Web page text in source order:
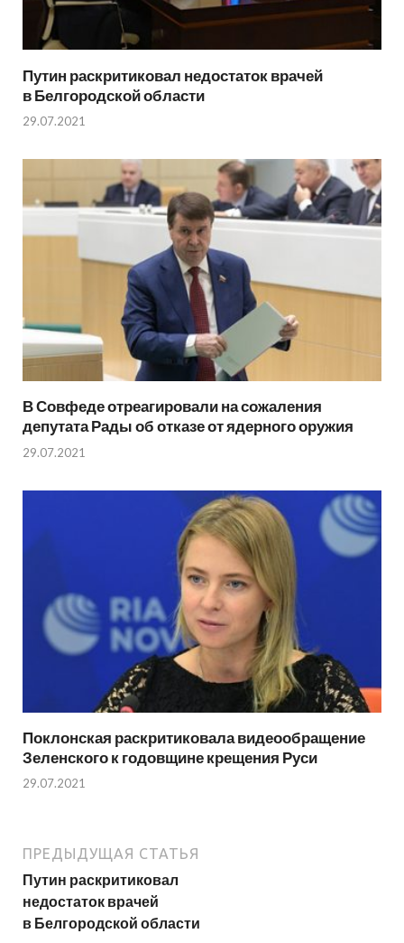
Путин раскритиковал недостаток врачей
в Белгородской области
29.07.2021
В Совфеде отреагировали на сожаления
депутата Рады об отказе от ядерного оружия
29.07.2021
Поклонская раскритиковала видеообращение
Зеленского к годовщине крещения Руси
29.07.2021
ПРЕДЫДУЩАЯ СТАТЬЯ
Путин раскритиковал
недостаток врачей
в Белгородской области